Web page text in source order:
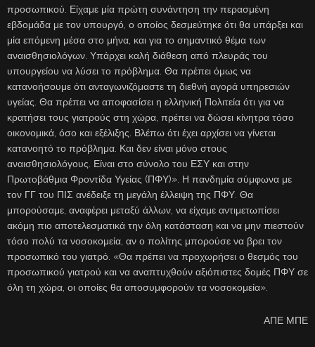
προσωπικού. Είχαμε μία πρώτη συνάντηση την περασμένη
εβδομάδα με τον υπουργό, ο οποίος δεσμεύτηκε ότι θα υπάρξει και
μία επόμενη μέσα στο μήνα, και για το σημαντικό θέμα των
αναισθησιολόγων. Υπάρχει καλή διάθεση από πλευράς του
υπουργείου να λύσει το πρόβλημα. Θα πρέπει όμως να
κατανοήσουμε ότι ανταγωνιζόμαστε τη διεθνή αγορά υπηρεσιών
υγείας. Θα πρέπει να αποφασίσει η ελληνική Πολιτεία ότι για να
κρατήσει τους γιατρούς στη χώρα, πρέπει να δώσει κίνητρα τόσο
οικονομικά, όσο και εξέλιξης. Βλέπω ότι έχει αρχίσει να γίνεται
κατανοητό το πρόβλημα. Και δεν είναι μόνο στους
αναισθησιολόγους. Είναι στο σύνολο του ΕΣΥ και στην
Πρωτοβάθμια Φροντίδα Υγείας (ΠΦΥ)». Η πανδημία σύμφωνα με
τον ΓΓ του ΠΙΣ ανέδειξε τη μεγάλη έλλειψη της ΠΦΥ. Θα
μπορούσαμε, αναφέρει μεταξύ άλλων, να είχαμε αντιμετωπίσει
ακόμη πιο αποτελεσματικά την όλη κατάσταση και να μην πιεστούν
τόσο πολύ τα νοσοκομεία, αν ο πολίτης μπορούσε να βρει τον
προσωπικό του γιατρό. «Θα πρέπει να προχωρήσει ο θεσμός του
προσωπικού γιατρού και να αναπτυχθούν αξιόπιστες δομές ΠΦΥ σε
όλη τη χώρα, οι οποίες θα αποσυμφορούν τα νοσοκομεία».
ΑΠΕ ΜΠΕ